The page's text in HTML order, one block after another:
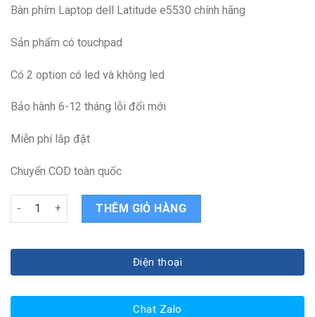
Bàn phím Laptop dell Latitude e5530 chính hãng
Sản phẩm có touchpad
Có 2 option có led và không led
Bảo hành 6-12 tháng lỗi đổi mới
Miễn phí lắp đặt
Chuyển COD toàn quốc
Bàn phím Laptop dell Latitude e5530 quantity
THÊM GIỎ HÀNG
Điện thoại
Chat Zalo